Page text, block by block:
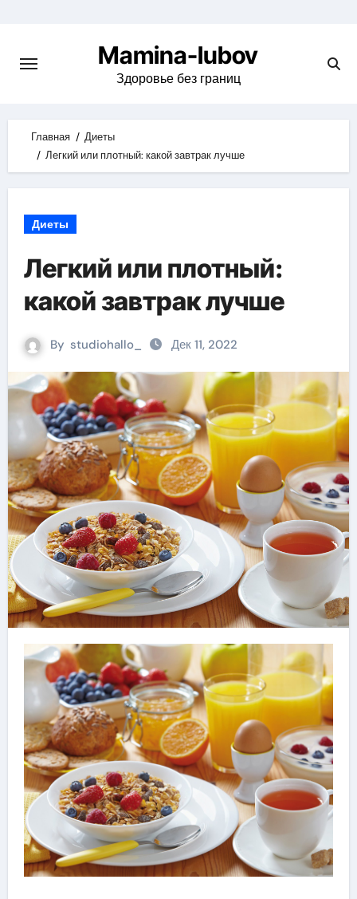
content
Mamina-lubov
Здоровье без границ
Главная
Диеты
Легкий или плотный: какой завтрак лучше
Диеты
Легкий или плотный:
какой завтрак лучше
By studiohallo_ Дек 11, 2022